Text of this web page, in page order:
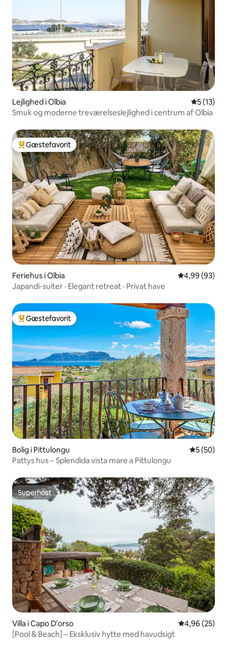
Lejlighed i Olbia 5 ud af 5
5 (13)
Smuk og moderne treværelseslejlighed i centrum af Olbia
Bedste gæstefavorit
Gæstefavorit
Feriehus i Olbia 4,99 ud af 5 i
4,99 (93)
Japandi-suiter · Elegant retreat · Privat have
Bedste gæstefavorit
Gæstefavorit
Bolig i Pittulongu 5 ud af 5 i
5 (50)
Pattys hus – Splendida vista mare a Pittulongu
Superhost
Superhost
Villa i Capo D'orso 4,96 ud af 5 i
4,96 (25)
[Pool & Beach] – Eksklusiv hytte med havudsigt